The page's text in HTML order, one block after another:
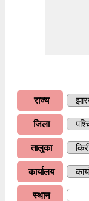
राज्य
जिला
तालुका
कार्यालय
स्थान